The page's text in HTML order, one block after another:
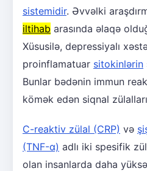
sistemidir. Əvvəlki
iltihab arasında əlaqə
Xüsusilə, depressiyalı
proinflamatuar sitokinlərin
Bunlar bədənin immun
kömək edən siqnal
C-reaktiv zülal (CRP) və
(TNF-α) adlı iki spesifik
olan insanlarda daha